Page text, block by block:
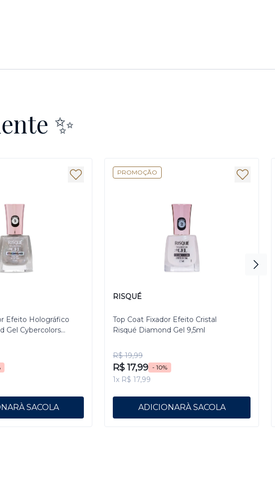
✨
Efeito Holográfico
Gel Cybercolors
PROMOÇÃO
RISQUÉ
Top Coat Fixador Efeito Cristal
Risqué Diamond Gel 9,5ml
R$ 19,99
R$ 17,99 - 10%
1x R$ 17,99
ADICIONAR